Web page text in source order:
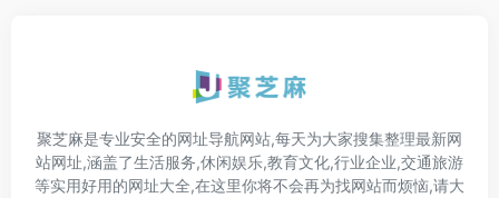
聚芝麻是专业安全的网址导航网站,每天为大家搜集整理最新网
站网址,涵盖了生活服务,休闲娱乐,教育文化,行业企业,交通旅游
等实用好用的网址大全,在这里你将不会再为找网站而烦恼,请大